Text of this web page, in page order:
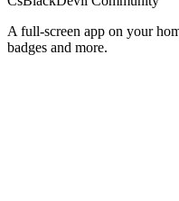
A full-screen app on your
badges and more.